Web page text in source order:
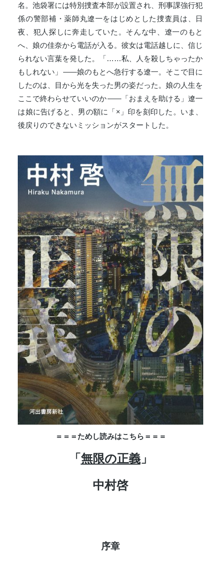
名。池袋署には特別捜査本部が設置され、刑事課強行犯
係の警部補・薬師丸遼一をはじめとした捜査員は、日
夜、犯人探しに奔走していた。そんな中、遼一のもと
へ、娘の佳奈から電話が入る。彼女は電話越しに、信じ
られない言葉を発した。「……私、人を殺しちゃったか
もしれない」 ――娘のもとへ急行する遼一。そこで目に
したのは、目から光を失った男の姿だった。娘の人生を
ここで終わらせていいのか―― 「おまえを助ける」遼一
は娘に告げると、男の額に「×」印を刻印した。いま、
後戻りのできないミッションがスタートした。
＝＝＝ためし読みはこちら＝＝＝
「 無限の正義」
中村啓
序章